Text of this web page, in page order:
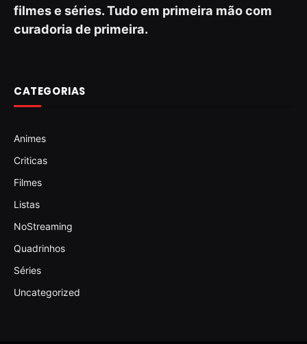
filmes e séries. Tudo em primeira mão com
curadoria de primeira.
CATEGORIAS
Animes
Criticas
Filmes
Listas
NoStreaming
Quadrinhos
Séries
Uncategorized